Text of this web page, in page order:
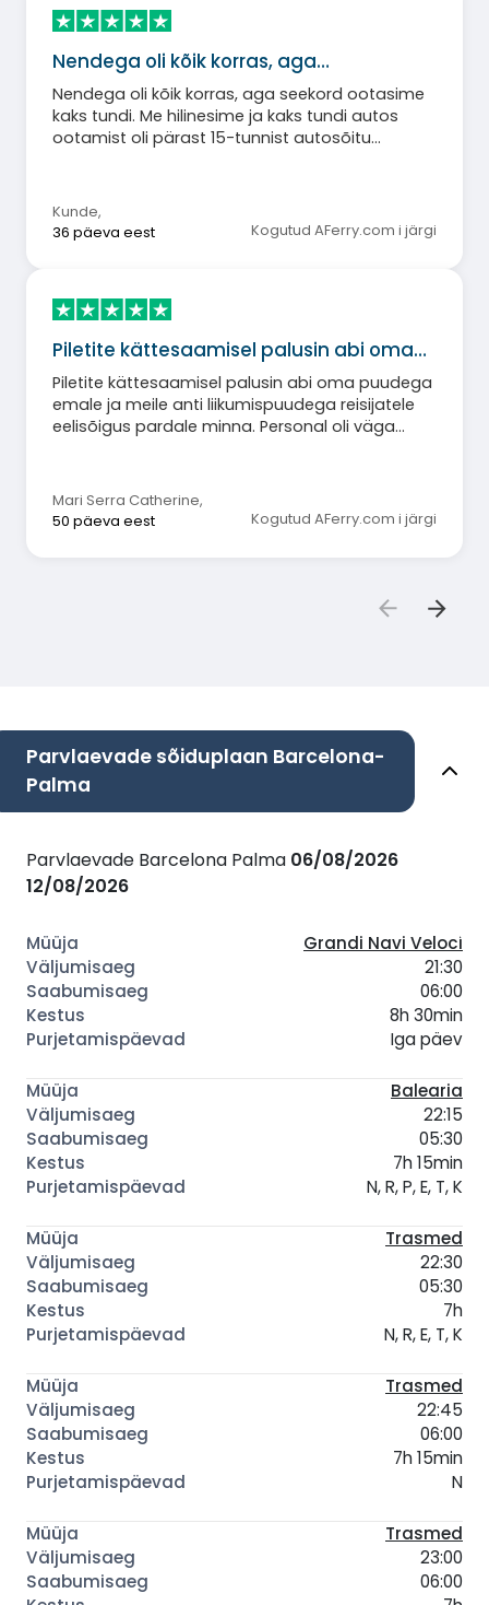
Nendega oli kõik korras, aga…
Nendega oli kõik korras, aga seekord ootasime
kaks tundi. Me hilinesime ja kaks tundi autos
ootamist oli pärast 15-tunnist autosõitu
Kunde,
36 päeva eest
Kogutud AFerry.com i järgi
Piletite kättesaamisel palusin abi oma…
Piletite kättesaamisel palusin abi oma puudega
emale ja meile anti liikumispuudega reisijatele
eelisõigus pardale minna. Personal oli väga
Mari Serra Catherine,
50 päeva eest
Kogutud AFerry.com i järgi
Parvlaevade sõiduplaan Barcelona-
Palma
Parvlaevade Barcelona Palma 06/08/2026
12/08/2026
Grandi Navi Veloci
21:30
06:00
8h 30min
Iga päev
Balearia
22:15
05:30
7h 15min
N, R, P, E, T, K
Trasmed
22:30
05:30
7h
N, R, E, T, K
Trasmed
22:45
06:00
7h 15min
N
Trasmed
23:00
06:00